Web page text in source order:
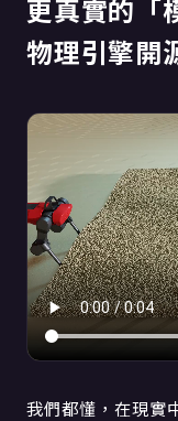
更真實的
物理引擎開
我們都懂，在現實